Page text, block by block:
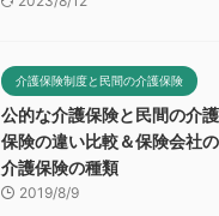
介護保険制度と民間の介護保険
公的な介護保険と民間の介護
保険の違い比較＆保険会社の
介護保険の種類
2019/8/9